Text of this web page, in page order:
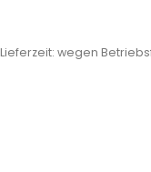
Lieferzeit: wegen